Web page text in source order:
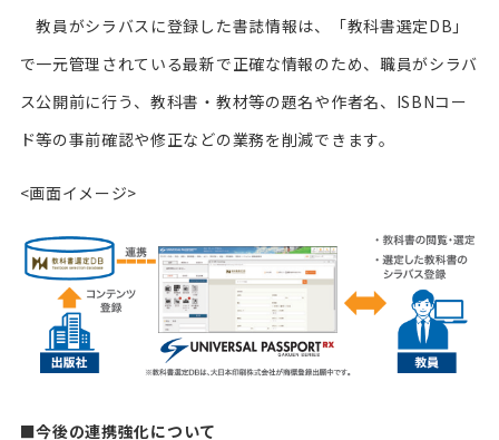
教員がシラバスに登録した書誌情報は、「教科書選定DB」
で一元管理されている最新で正確な情報のため、職員がシラバ
ス公開前に行う、教科書・教材等の題名や作者名、ISBNコー
ド等の事前確認や修正などの業務を削減できます。
<画面イメージ>
■今後の連携強化について